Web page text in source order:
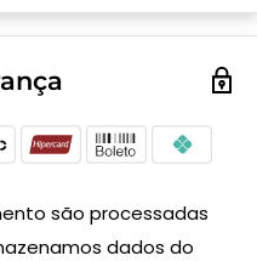
são processadas
dados do